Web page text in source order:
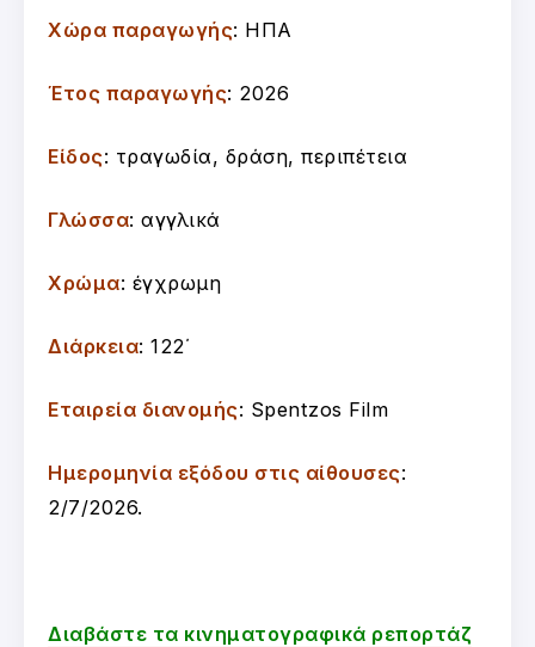
Χώρα παραγωγής: ΗΠΑ
Έτος παραγωγής: 2026
Είδος: τραγωδία, δράση, περιπέτεια
Γλώσσα: αγγλικά
Χρώμα: έγχρωμη
Διάρκεια: 122΄
Εταιρεία διανομής: Spentzos Film
Ημερομηνία εξόδου στις αίθουσες:
2/7/2026.
Διαβάστε τα κινηματογραφικά ρεπορτάζ